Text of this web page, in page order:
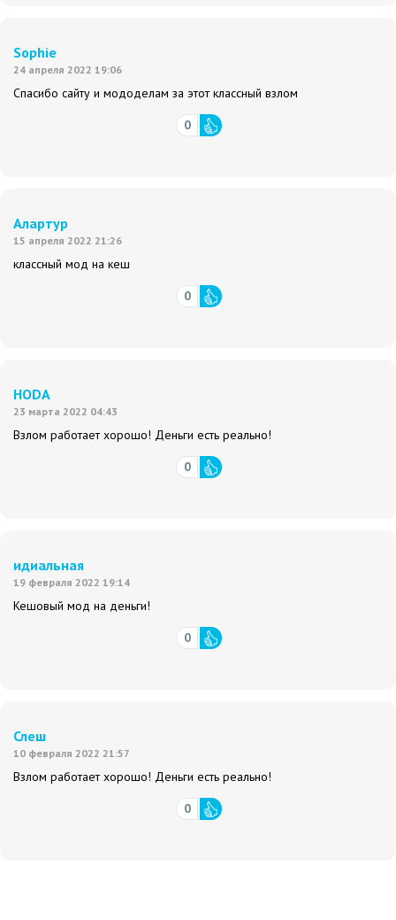
Sophie
24 апреля 2022 19:06
Спасибо сайту и мододелам за этот классный взлом
0
Алартур
15 апреля 2022 21:26
классный мод на кеш
0
HODA
23 марта 2022 04:43
Взлом работает хорошо! Деньги есть реально!
0
идиальная
19 февраля 2022 19:14
Кешовый мод на деньги!
0
Слеш
10 февраля 2022 21:57
Взлом работает хорошо! Деньги есть реально!
0